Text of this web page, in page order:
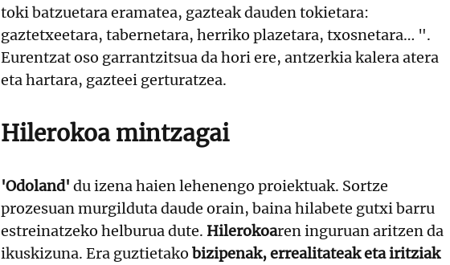
toki batzuetara eramatea, gazteak dauden tokietara:
gaztetxeetara, tabernetara, herriko plazetara, txosnetara… ".
Eurentzat oso garrantzitsua da hori ere, antzerkia kalera atera
eta hartara, gazteei gerturatzea.
Hilerokoa mintzagai
'Odoland' du izena haien lehenengo proiektuak. Sortze
prozesuan murgilduta daude orain, baina hilabete gutxi barru
estreinatzeko helburua dute. Hilerokoaren inguruan aritzen da
ikuskizuna. Era guztietako bizipenak, errealitateak eta iritziak